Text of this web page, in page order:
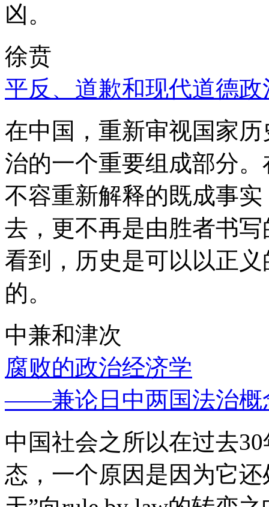
凶。
徐贲
平反、道歉和现代道德政
在中国，重新审视国家
治的一个重要组成部分
不容重新解释的既成事
去，更不再是由胜者书
看到，历史是可以以正
的。
中兼和津次
腐败的政治经济学
——兼论日中两国法治概
中国社会之所以在过去
态，一个原因是因为它